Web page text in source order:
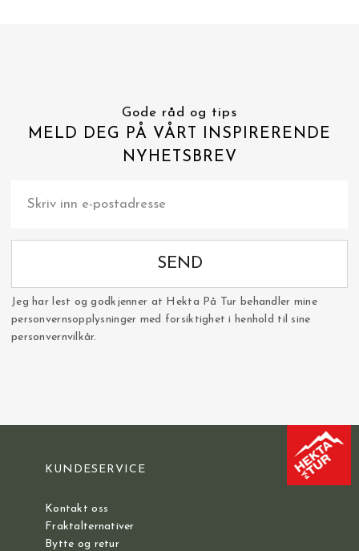
Gode råd og tips
MELD DEG PÅ VÅRT INSPIRERENDE
NYHETSBREV
SEND
Jeg har lest og godkjenner at Hekta På Tur behandler mine
personvernsopplysninger med forsiktighet i henhold til sine
personvernvilkår.
KUNDESERVICE
Kontakt oss
Fraktalternativer
Bytte og retur